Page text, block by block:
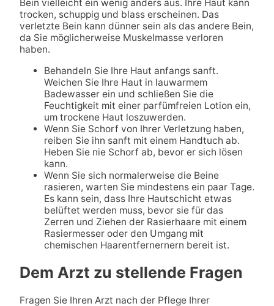
Bein vielleicht ein wenig anders aus. Ihre Haut kann
trocken, schuppig und blass erscheinen. Das
verletzte Bein kann dünner sein als das andere Bein,
da Sie möglicherweise Muskelmasse verloren
haben.
Behandeln Sie Ihre Haut anfangs sanft.
Weichen Sie Ihre Haut in lauwarmem
Badewasser ein und schließen Sie die
Feuchtigkeit mit einer parfümfreien Lotion ein,
um trockene Haut loszuwerden.
Wenn Sie Schorf von Ihrer Verletzung haben,
reiben Sie ihn sanft mit einem Handtuch ab.
Heben Sie nie Schorf ab, bevor er sich lösen
kann.
Wenn Sie sich normalerweise die Beine
rasieren, warten Sie mindestens ein paar Tage.
Es kann sein, dass Ihre Hautschicht etwas
belüftet werden muss, bevor sie für das
Zerren und Ziehen der Rasierhaare mit einem
Rasiermesser oder den Umgang mit
chemischen Haarentfernernern bereit ist.
Dem Arzt zu stellende Fragen
Fragen Sie Ihren Arzt nach der Pflege Ihrer